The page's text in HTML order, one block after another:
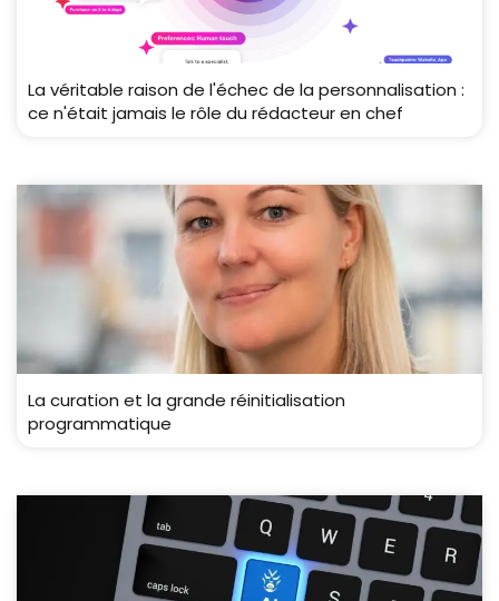
La véritable raison de l'échec de la personnalisation :
ce n'était jamais le rôle du rédacteur en chef
La curation et la grande réinitialisation
programmatique